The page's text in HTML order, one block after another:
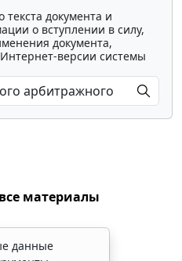
текста документа и
о вступлении в силу,
документа,
версии системы
материалы
данные